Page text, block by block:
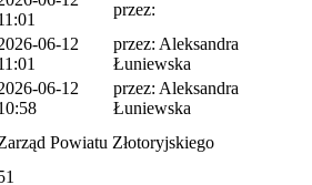
przez:
06-12
przez: Aleksandra
Łuniewska
06-12
przez: Aleksandra
Łuniewska
Powiatu Złotoryjskiego